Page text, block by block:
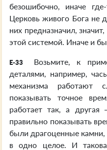
безошибочно, иначе
Церковь живого Бога не
них предназначил,
этой системой. Иначе и
E-33
Возьмите, к
деталями, например,
механизма работают
показывать точное
работает так, а
правильно показывать
были драгоценные
в одно целое. И